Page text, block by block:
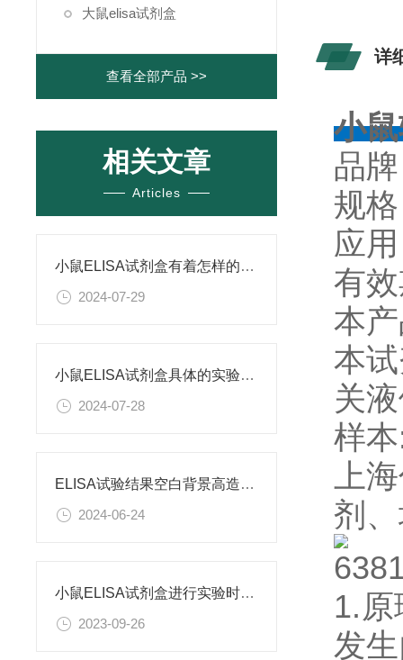
大鼠elisa试剂盒
查看全部产品 >>
相关文章
Articles
小鼠ELISA试剂盒有着怎样的特点呢？
2024-07-29
小鼠ELISA试剂盒具体的实验步骤是怎样的呢？
2024-07-28
ELISA试验结果空白背景高造成原因
2024-06-24
小鼠ELISA试剂盒进行实验时需要注意什么呢？
2023-09-26
详
小
品
规
应
有
本
本
关
样
上
剂
1.
发